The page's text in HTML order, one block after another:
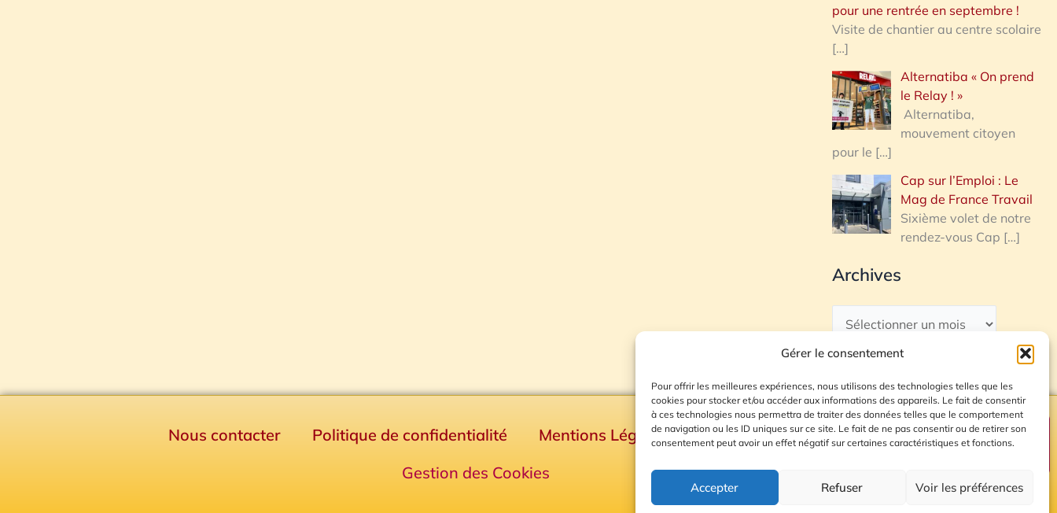
Gérer le consentement
Pour offrir les meilleures expériences, nous utilisons des technologies telles que les
cookies pour stocker et/ou accéder aux informations des appareils. Le fait de consentir
à ces technologies nous permettra de traiter des données telles que le comportement
de navigation ou les ID uniques sur ce site. Le fait de ne pas consentir ou de retirer son
consentement peut avoir un effet négatif sur certaines caractéristiques et fonctions.
Accepter Refuser Voir les préférences
pour une rentrée en septembre !
Visite de chantier au centre scolaire
[…]
Alternatiba « On prend
le Relay ! »
Alternatiba,
mouvement citoyen
pour le […]
Cap sur l’Emploi : Le
Mag de France Travail
Sixième volet de notre
rendez-vous Cap […]
Archives
Nous contacter Politique de confidentialité Mentions Légales
Plan du site
Gestion des Cookies